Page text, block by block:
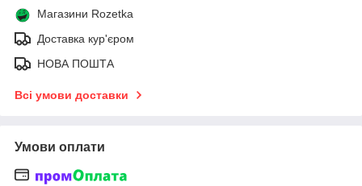
Магазини Rozetka
Доставка кур'єром
НОВА ПОШТА
Всі умови доставки
Умови оплати